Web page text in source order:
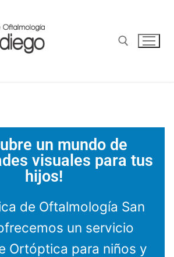
un mundo de
visuales para tus
hijos!
de Oftalmología San
un servicio
Ortóptica para niños y